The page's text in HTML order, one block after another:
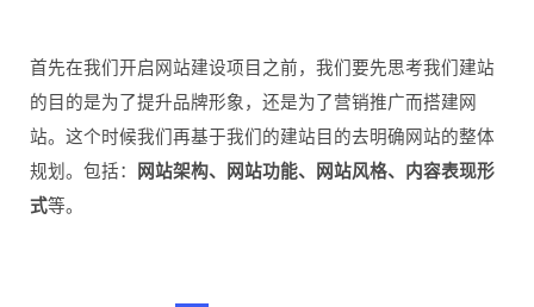
首先在我们开启网站建设项目之前，我们要先思考我们建站
的目的是为了提升品牌形象，还是为了营销推广而搭建网
站。这个时候我们再基于我们的建站目的去明确网站的整体
规划。包括：
网站架构、网站功能、网站风格、内容表现形
式等。